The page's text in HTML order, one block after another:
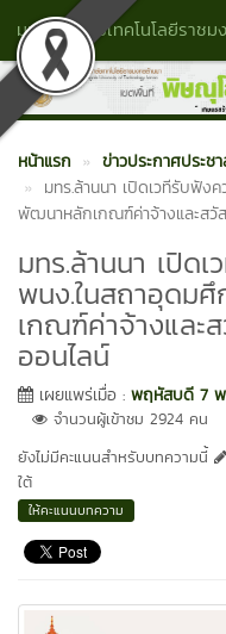
มหาวิทยาลัยเทคโนโลยีราช
หน้าแรก ข่าวประกาศประช
มทร.ล้านนา เปิดเวทีรับฟัง
พัฒนาหลักเกณฑ์ค่าจ้างและสวั
มทร.ล้านนา เปิด
พนง.ในสถาอุดม
เกณฑ์ค่าจ้างและ
ออนไลน์
เผยแพร่เมื่อ : พฤหัสบดี 7
จำนวนผู้เข้าชม 2924 คน
ยังไม่มีคะแนนสำหรับบทความนี้
ใต้
ให้คะแนนบทความ